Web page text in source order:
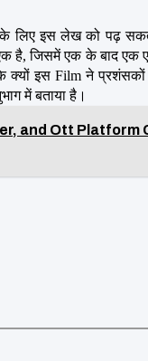
के लिए इस लेख को पढ़
जिसमें एक के बाद एक
क्यों इस Film ने
में बताया है।
and Ott Platform